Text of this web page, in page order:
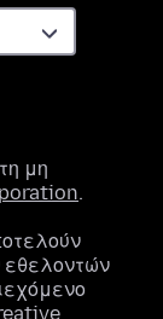
μη
.
εθελοντών